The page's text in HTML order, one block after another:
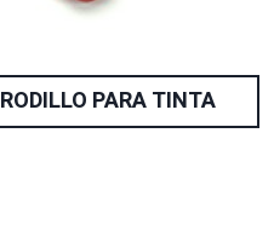
RODILLO PARA TINTA